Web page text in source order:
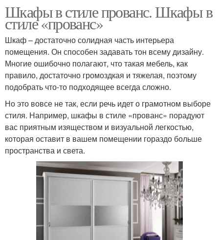
Шкафы в стиле прованс. Шкафы в
стиле «прованс»
Шкаф – достаточно солидная часть интерьера
помещения. Он способен задавать тон всему дизайну.
Многие ошибочно полагают, что такая мебель, как
правило, достаточно громоздкая и тяжелая, поэтому
подобрать что-то подходящее всегда сложно.
Но это вовсе не так, если речь идет о грамотном выборе
стиля. Например, шкафы в стиле «прованс» порадуют
вас приятным изяществом и визуальной легкостью,
которая оставит в вашем помещении гораздо больше
пространства и света.